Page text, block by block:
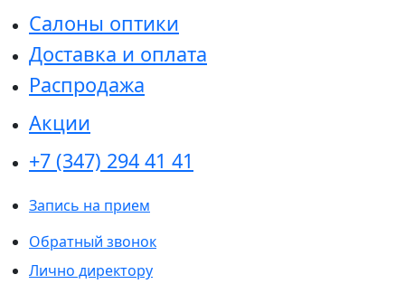
Салоны оптики
Доставка и оплата
Распродажа
Акции
+7 (347) 294 41 41
Запись на прием
Обратный звонок
Лично директору